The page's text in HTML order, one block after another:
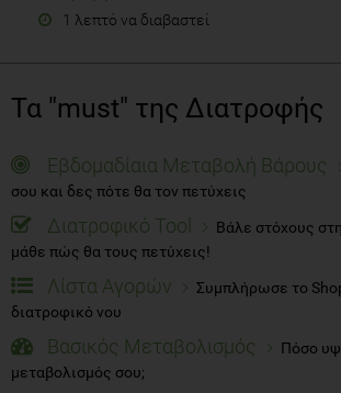
1 λεπτό να διαβαστεί
Τα "must" της Διατροφής
Εβδομαδίαια Μεταβολή Βάρους
σου και δες πότε θα τον πετύχεις
Διατροφικό Tool
Βάλε στόχους
μάθε πώς θα τους πετύχεις!
Λίστα Αγορών
Συμπλήρωσε το
διατροφικό νου
Βασικός Μεταβολισμός
Πόσο
μεταβολισμός σου;